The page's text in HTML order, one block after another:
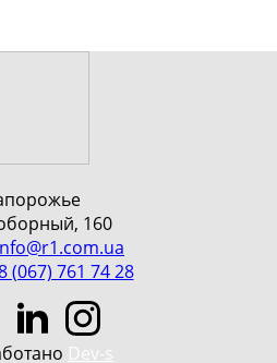
160
(067) 761 74 28
Dev-s